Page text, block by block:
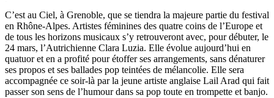
C’est au Ciel, à Grenoble, que se tiendra la majeure partie du festival
en Rhône-Alpes. Artistes féminines des quatre coins de l’Europe et
de tous les horizons musicaux s’y retrouveront avec, pour débuter, le
24 mars, l’Autrichienne Clara Luzia. Elle évolue aujourd’hui en
quatuor et en a profité pour étoffer ses arrangements, sans dénaturer
ses propos et ses ballades pop teintées de mélancolie. Elle sera
accompagnée ce soir-là par la jeune artiste anglaise Lail Arad qui fait
passer son sens de l’humour dans sa pop toute en trompette et banjo.